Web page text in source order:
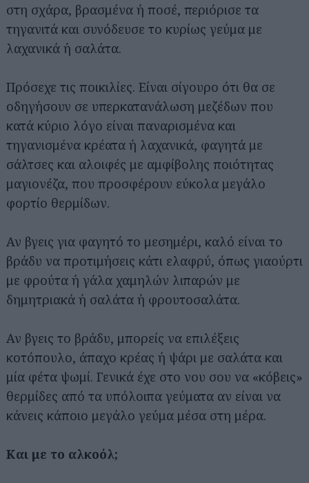
στη σχάρα, βρασμένα ή ποσέ, περιόρισε τα
τηγανιτά και συνόδευσε το κυρίως γεύμα με
λαχανικά ή σαλάτα.
Πρόσεχε τις ποικιλίες. Είναι σίγουρο ότι θα σε
οδηγήσουν σε υπερκατανάλωση μεζέδων που
κατά κύριο λόγο είναι παναρισμένα και
τηγανισμένα κρέατα ή λαχανικά, φαγητά με
σάλτσες και αλοιφές με αμφίβολης ποιότητας
μαγιονέζα, που προσφέρουν εύκολα μεγάλο
φορτίο θερμίδων.
Αν βγεις για φαγητό το μεσημέρι, καλό είναι το
βράδυ να προτιμήσεις κάτι ελαφρύ, όπως γιαούρτι
με φρούτα ή γάλα χαμηλών λιπαρών με
δημητριακά ή σαλάτα ή φρουτοσαλάτα.
Αν βγεις το βράδυ, μπορείς να επιλέξεις
κοτόπουλο, άπαχο κρέας ή ψάρι με σαλάτα και
μία φέτα ψωμί. Γενικά έχε στο νου σου να «κόβεις»
θερμίδες από τα υπόλοιπα γεύματα αν είναι να
κάνεις κάποιο μεγάλο γεύμα μέσα στη μέρα.
Και με το αλκοόλ;